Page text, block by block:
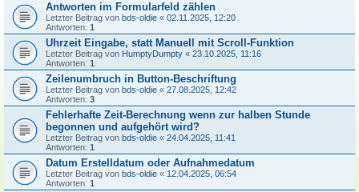
Antworten im Formularfeld zählen
Letzter Beitrag von bds-oldie « 02.11.2025, 12:20
Antworten: 1
Uhrzeit Eingabe, statt Manuell mit Scroll-Funktion
Letzter Beitrag von HumptyDumpty « 23.10.2025, 11:16
Antworten: 1
Zeilenumbruch in Button-Beschriftung
Letzter Beitrag von bds-oldie « 27.08.2025, 12:42
Antworten: 3
Fehlerhafte Zeit-Berechnung wenn zur halben Stunde
begonnen und aufgehört wird?
Letzter Beitrag von bds-oldie « 24.04.2025, 11:41
Antworten: 1
Datum Erstelldatum oder Aufnahmedatum
Letzter Beitrag von bds-oldie « 12.04.2025, 06:54
Antworten: 1